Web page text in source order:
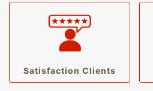
Satisfaction Clients